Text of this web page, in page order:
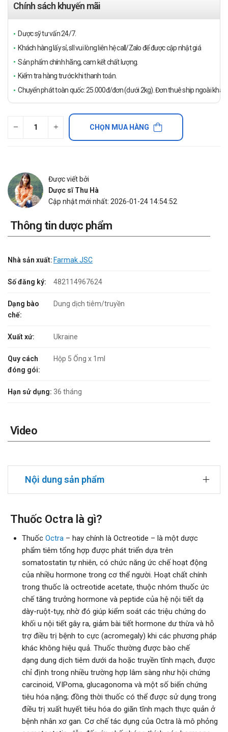
Chính sách khuyến mãi
Dược sỹ tư vấn 24/7.
Khách hàng lấy sỉ, sll vui lòng liên hệ call/Zalo để được cập nhật giá
Sản phẩm chính hãng, cam kết chất lượng.
Kiểm tra hàng trước khi thanh toán.
Chuyển phát toàn quốc: 25.000đ/đơn (dưới 2kg). Đơn thuê ship ngoài
CHỌN MUA HÀNG
Được viết bởi
Dược sĩ Thu Hà
Cập nhật mới nhất: 2026-01-24 14:54:52
Thông tin dược phẩm
Nhà sản xuất: Farmak JSC
Số đăng ký: 482114967624
Dạng bào
chế:
Dung dịch tiêm/truyền
Xuất xứ: Ukraine
Quy cách
đóng gói:
Hộp 5 Ống x 1ml
Hạn sử dụng: 36 tháng
Video
Nội dung sản phẩm
Thuốc Octra là gì?
Thuốc Octra– hay chính là Octreotide – là một dược
phẩm tiêm tổng hợp được phát triển dựa trên
somatostatin tự nhiên, có chức năng ức chế hoạt động
của nhiều hormone trong cơ thể người. Hoạt chất chính
trong thuốc là octreotide acetate, thuộc nhóm thuốc ức
chế tăng trưởng hormone và peptide của hệ nội tiết dạ
dày-ruột-tụy, nhờ đó giúp kiểm soát các triệu chứng do
khối u nội tiết gây ra, giảm bài tiết hormone dư thừa và hỗ
trợ điều trị bệnh to cực (acromegaly) khi các phương pháp
khác không hiệu quả. Thuốc thường được bào chế
dạng dung dịch tiêm dưới da hoặc truyền tĩnh mạch, được
chỉ định trong nhiều trường hợp lâm sàng như hội chứng
carcinoid, VIPoma, glucagonoma và một số biến chứng
tiêu hóa nặng; đồng thời thuốc có thể được sử dụng trong
điều trị xuất huyết tiêu hóa do giãn tĩnh mạch thực quản ở
bệnh nhân xơ gan. Cơ chế tác dụng của Octra là mô phỏng